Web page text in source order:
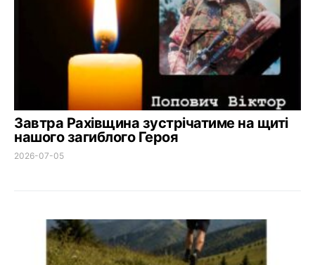
Завтра Рахівщина зустрічатиме на щиті
нашого загиблого Героя
2026-07-05